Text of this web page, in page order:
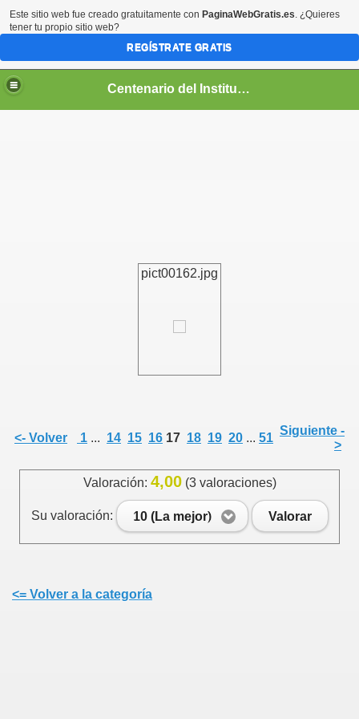
Centenario del Instituto Nacional de Panamá
pict00162.jpg
<- Volver 1 ... 14 15 16 17 18 19 20 ... 51
Siguiente -
>
Valoración: 4,00(3 valoraciones)
Su valoración: 10 (La mejor) Valorar
<= Volver a la categoría
Este sitio web fue creado gratuitamente con PaginaWebGratis.es. ¿Quieres
tener tu propio sitio web?
REGÍSTRATE GRATIS